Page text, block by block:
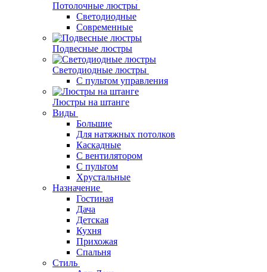
Потолочные люстры
Светодиодные
Современные
Подвесные люстры
Светодиодные люстры
С пультом управления
Люстры на штанге
Виды
Большие
Для натяжных потолков
Каскадные
С вентилятором
С пультом
Хрустальные
Назначение
Гостиная
Дача
Детская
Кухня
Прихожая
Спальня
Стиль